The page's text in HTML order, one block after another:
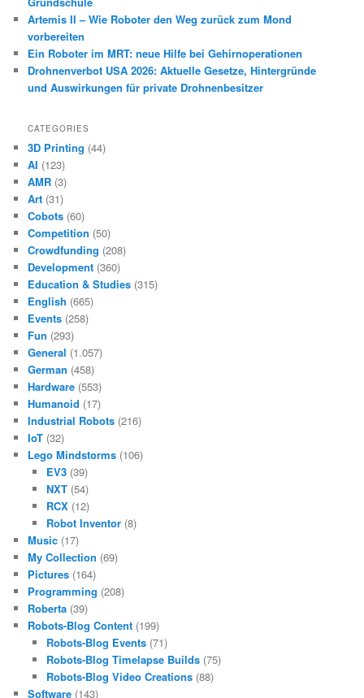
Artemis II – Wie Roboter den Weg zurück zum Mond
vorbereiten
Ein Roboter im MRT: neue Hilfe bei Gehirnoperationen
Drohnenverbot USA 2026: Aktuelle Gesetze, Hintergründe
und Auswirkungen für private Drohnenbesitzer
CATEGORIES
3D Printing (44)
AI (123)
AMR (3)
Art (31)
Cobots (60)
Competition (50)
Crowdfunding (208)
Development (360)
Education & Studies (315)
English (665)
Events (258)
Fun (293)
General (1.057)
German (458)
Hardware (553)
Humanoid (17)
Industrial Robots (216)
IoT (32)
Lego Mindstorms (106)
EV3(39)
NXT(54)
RCX(12)
Robot Inventor(8)
Music (17)
My Collection (69)
Pictures (164)
Programming (208)
Roberta (39)
Robots-Blog Content (199)
Robots-Blog Events(71)
Robots-Blog Timelapse Builds(75)
Robots-Blog Video Creations(88)
Software (143)